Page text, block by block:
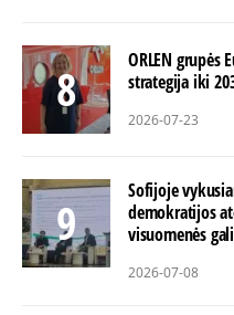
ORLEN grupės
strategija iki
2026-07-23
Sofijoje
demokratijos
visuomenės
2026-07-08